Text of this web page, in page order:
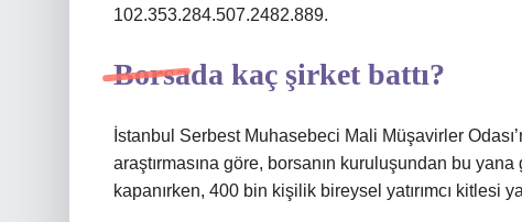
102.353.284.507.2482.889.
Borsada kaç şirket battı?
İstanbul Serbest Muhasebeci Mali Müşavirler
araştırmasına göre, borsanın kuruluşundan bu
kapanırken, 400 bin kişilik bireysel yatırımcı kitlesi